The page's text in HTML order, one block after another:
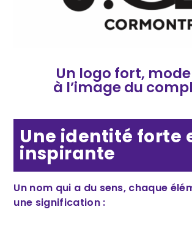
Un logo fort,
à l’image du
Une identité forte
inspirante
Un nom qui a du sens, chaque
une signification :